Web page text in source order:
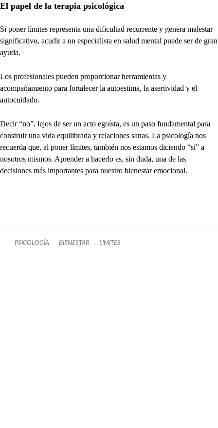
El papel de la terapia psicológica
Si poner límites representa una dificultad recurrente y genera malestar
significativo, acudir a un especialista en salud mental puede ser de gran
ayuda.
Los profesionales pueden proporcionar herramientas y
acompañamiento para fortalecer la autoestima, la asertividad y el
autocuidado.
Decir “no”, lejos de ser un acto egoísta, es un paso fundamental para
construir una vida equilibrada y relaciones sanas. La psicología nos
recuerda que, al poner límites, también nos estamos diciendo “sí” a
nosotros mismos. Aprender a hacerlo es, sin duda, una de las
decisiones más importantes para nuestro bienestar emocional.
PSICOLOGÍA BIENESTAR LIMITES